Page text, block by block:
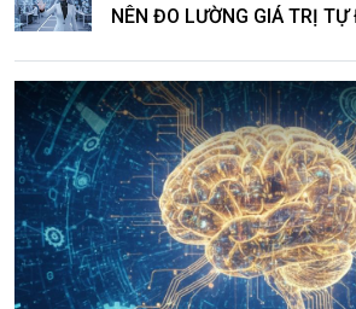
NÊN ĐO LƯỜNG GIÁ TRỊ